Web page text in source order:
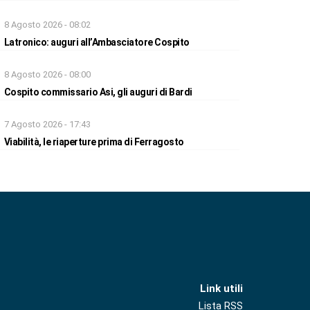
8 Agosto 2026 - 08:02
Latronico: auguri all’Ambasciatore Cospito
8 Agosto 2026 - 08:00
Cospito commissario Asi, gli auguri di Bardi
7 Agosto 2026 - 17:43
Viabilità, le riaperture prima di Ferragosto
Link utili
Lista RSS